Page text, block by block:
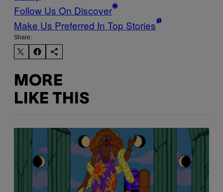
Follow Us On Discover
Make Us Preferred In Top Stories
Share:
MORE
LIKE THIS